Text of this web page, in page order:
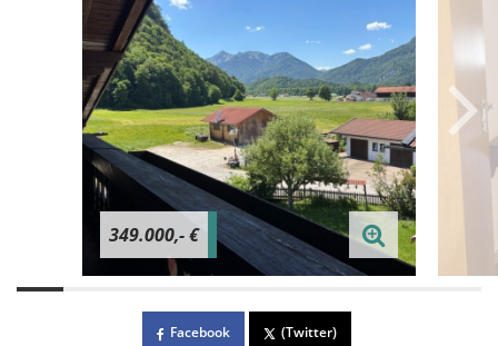
349.000,- €
Facebook (Twitter)